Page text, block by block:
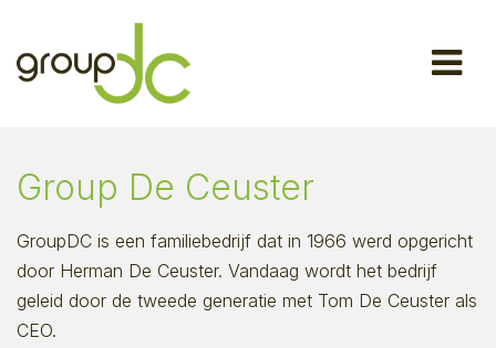
Group De Ceuster
GroupDC is een familiebedrijf dat in 1966 werd opgericht
door Herman De Ceuster. Vandaag wordt het bedrijf
geleid door de tweede generatie met Tom De Ceuster als
CEO.